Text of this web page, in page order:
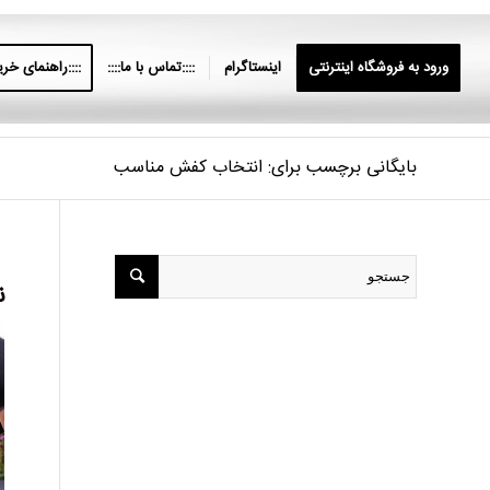
ورود به فروشگاه اینترنتی اینستاگرام ::::تماس با ما:::: ::::راهنمای
بایگانی برچسب برای: انتخاب کفش مناسب